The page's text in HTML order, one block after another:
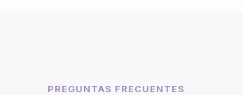
PREGUNTAS FRECUENTES